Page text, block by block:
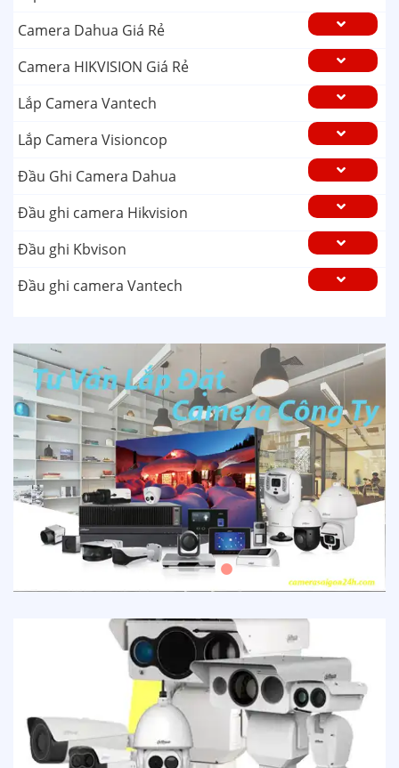
Camera Dahua Giá Rẻ
Camera HIKVISION Giá Rẻ
Lắp Camera Vantech
Lắp Camera Visioncop
Đầu Ghi Camera Dahua
Đầu ghi camera Hikvision
Đầu ghi Kbvison
Đầu ghi camera Vantech